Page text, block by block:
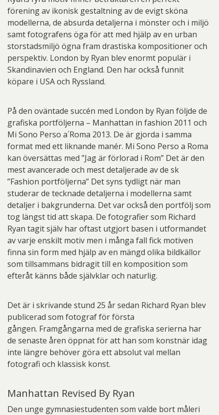
förening av ikonisk gestaltning av de evigt sköna
modellerna, de absurda detaljerna i mönster och i miljö
samt fotografens öga för att med hjälp av en urban
storstadsmiljö ögna fram drastiska kompositioner och
perspektiv. London by Ryan blev enormt populär i
Skandinavien och England. Den har också funnit
köpare i USA och Ryssland.
På den oväntade succén med London by Ryan följde de
grafiska portföljerna – Manhattan in fashion 2011 och
Mi Sono Perso a´Roma 2013. De är gjorda i samma
format med ett liknande manér. Mi Sono Perso a Roma
kan översättas med ”Jag är förlorad i Rom” Det är den
mest avancerade och mest detaljerade av de sk
”Fashion portföljerna” Det syns tydligt när man
studerar de tecknade detaljerna i modellerna samt
detaljer i bakgrunderna. Det var också den portfölj som
tog längst tid att skapa. De fotografier som Richard
Ryan tagit själv har oftast utgjort basen i utformandet
av varje enskilt motiv men i många fall fick motiven
finna sin form med hjälp av en mängd olika bildkällor
som tillsammans bidragit till en komposition som
efteråt känns både självklar och naturlig.
Det är i skrivande stund 25 år sedan Richard Ryan blev
publicerad som fotograf för första
gången. Framgångarna med de grafiska serierna har
de senaste åren öppnat för att han som konstnär idag
inte längre behöver göra ett absolut val mellan
fotografi och klassisk konst.
Manhattan Revised By Ryan
Den unge gymnasiestudenten som valde bort måleri